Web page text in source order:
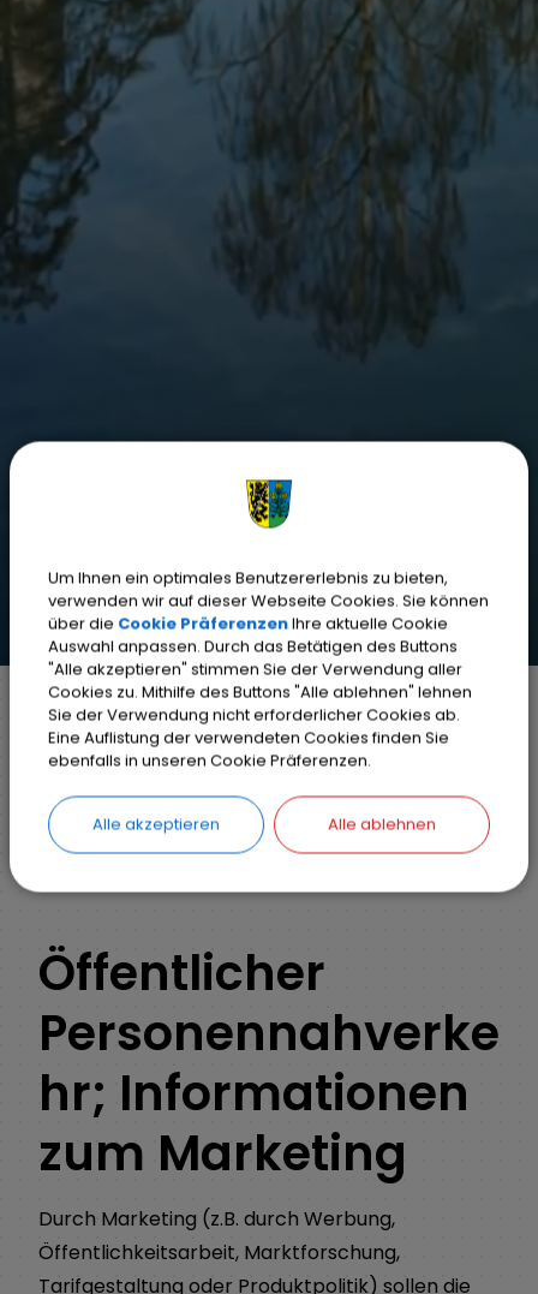
Markt Weisendorf Bürgerinfo
Rathaus
Ihr Anliegen
Detail
ZURÜCK
Öffentlicher
Personennahverke
hr; Informationen
zum Marketing
Durch Marketing (z.B. durch Werbung,
Öffentlichkeitsarbeit, Marktforschung,
Tarifgestaltung oder Produktpolitik) sollen die
Um Ihnen ein optimales Benutzererlebnis zu bieten,
verwenden wir auf dieser Webseite Cookies. Sie können
über die Cookie PräferenzenIhre aktuelle Cookie
Auswahl anpassen. Durch das Betätigen des Buttons
"Alle akzeptieren" stimmen Sie der Verwendung aller
Cookies zu. Mithilfe des Buttons "Alle ablehnen" lehnen
Sie der Verwendung nicht erforderlicher Cookies ab.
Eine Auflistung der verwendeten Cookies finden Sie
ebenfalls in unseren Cookie Präferenzen.
Alle akzeptieren Alle ablehnen